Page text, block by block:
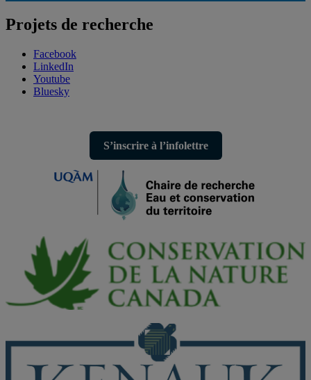
Projets de recherche
Facebook
LinkedIn
Youtube
Bluesky
S’inscrire à l’infolettre